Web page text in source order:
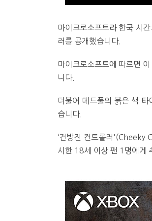
마이크로소프트라 한국 시
러를 공개했습니다.
마이크로소프트에 따르면
니다.
더불어 데드풀의 붉은 색
습니다.
‘건방진 컨트롤러
시한 18세 이상 팬 1명에게